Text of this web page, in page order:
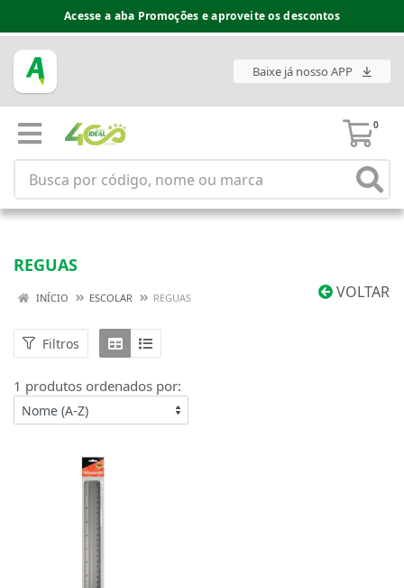
Acesse a aba Promoções e aproveite os descontos
Baixe já nosso APP
0
REGUAS
VOLTAR
INÍCIO ESCOLAR REGUAS
Filtros
1 produtos ordenados por: